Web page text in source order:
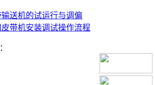
输送机的试运行与调偏
带机安装调试操作流程